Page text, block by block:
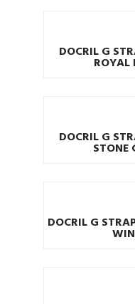
DOCRIL G
ROYAL
DOCRIL G
STONE
DOCRIL G